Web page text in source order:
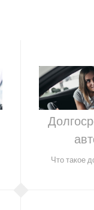
Что такое